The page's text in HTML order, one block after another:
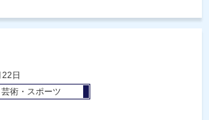
日
術・スポーツ